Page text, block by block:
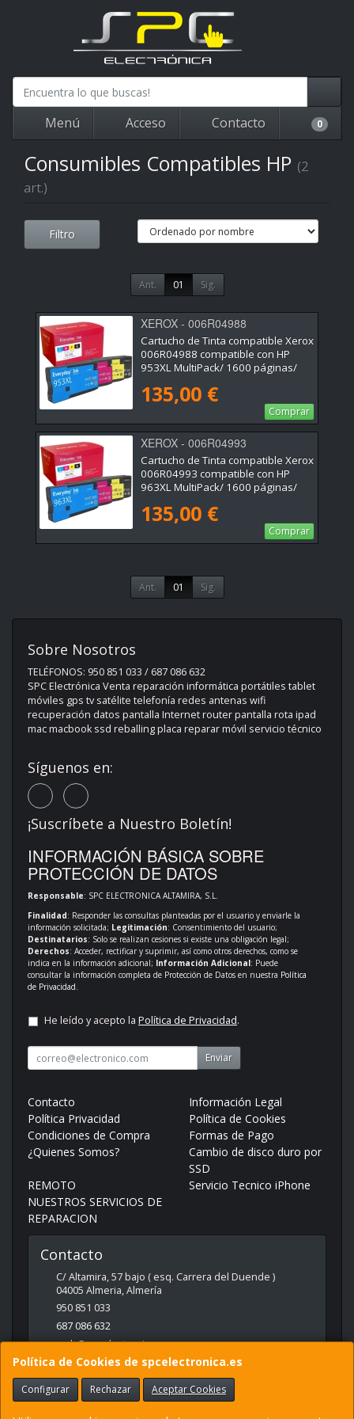
Menú Acceso Contacto 0
Consumibles Compatibles HP (2
art.)
Filtro
Ant. 01 Sig.
XEROX - 006R04988
Cartucho de Tinta compatible Xerox
006R04988 compatible con HP
953XL MultiPack/ 1600 páginas/
135,00 €
Comprar
XEROX - 006R04993
Cartucho de Tinta compatible Xerox
006R04993 compatible con HP
963XL MultiPack/ 1600 páginas/
135,00 €
Comprar
Ant. 01 Sig.
Política de Cookies de spcelectronica.es
Configurar Rechazar Aceptar Cookies
Sobre Nosotros
TELÉFONOS: 950 851 033 / 687 086 632
SPC Electrónica Venta reparación informática portátiles tablet
móviles gps tv satélite telefonía redes antenas wifi
recuperación datos pantalla Internet router pantalla rota ipad
mac macbook ssd reballing placa reparar móvil servicio técnico
Síguenos en:
¡Suscríbete a Nuestro Boletín!
INFORMACIÓN BÁSICA SOBRE
PROTECCIÓN DE DATOS
Responsable: SPC ELECTRONICA ALTAMIRA, S.L.
Finalidad: Responder las consultas planteadas por el usuario y enviarle la
información solicitada; Legitimación: Consentimiento del usuario;
Destinatarios: Solo se realizan cesiones si existe una obligación legal;
Derechos: Acceder, rectificar y suprimir, así como otros derechos, como se
indica en la información adicional; Información Adicional: Puede
consultar la información completa de Protección de Datos en nuestra Política
de Privacidad.
He leído y acepto la Política de Privacidad.
Enviar
Contacto
Información Legal
Política Privacidad
Política de Cookies
Condiciones de Compra
Formas de Pago
¿Quienes Somos?
Cambio de disco duro por
SSD
REMOTO
Servicio Tecnico iPhone
NUESTROS SERVICIOS DE
REPARACION
Contacto
C/ Altamira, 57 bajo ( esq. Carrera del Duende )
04005 Almeria,Almería
950 851 033
687 086 632
web@spcelectronica.es
Horario